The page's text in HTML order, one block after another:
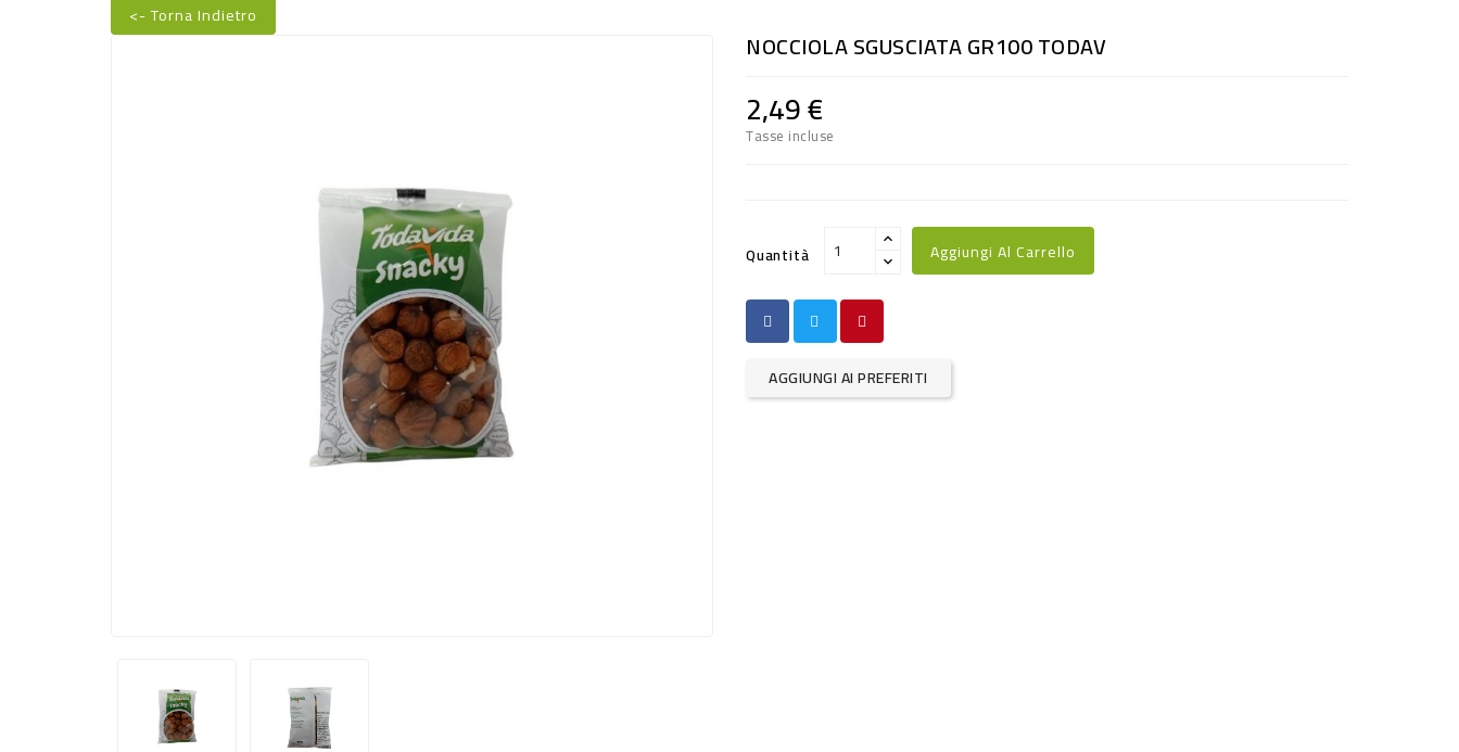
<- Torna Indietro
NOCCIOLA SGUSCIATA GR100 TODAV
2,49 €
Tasse incluse
Quantità Aggiungi Al Carrello
AGGIUNGI AI PREFERITI